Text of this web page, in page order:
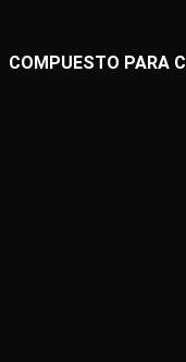
COMPUESTO PARA